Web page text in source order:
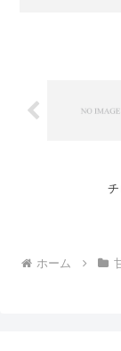
ホーム